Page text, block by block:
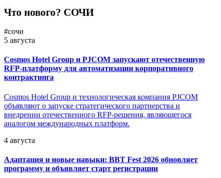
Что нового? СОЧИ
#сочи
5 августа
Cosmos Hotel Group и PJCOM запускают отечественную
RFP-платформу для автоматизации корпоративного
контрактинга
Cosmos Hotel Group и технологическая компания PJCOM
объявляют о запуске стратегического партнерства и
внедрении отечественного RFP-решения, являющегося
аналогом международных платформ.
4 августа
Адаптация и новые навыки: BBT Fest 2026 обновляет
программу и объявляет старт регистрации